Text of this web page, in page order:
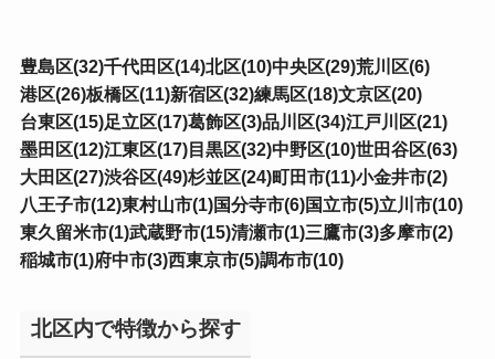
豊島区(32)千代田区(14)北区(10)中央区(29)荒川区(6)
港区(26)板橋区(11)新宿区(32)練馬区(18)文京区(20)
台東区(15)足立区(17)葛飾区(3)品川区(34)江戸川区(21)
墨田区(12)江東区(17)目黒区(32)中野区(10)世田谷区(63)
大田区(27)渋谷区(49)杉並区(24)町田市(11)小金井市(2)
八王子市(12)東村山市(1)国分寺市(6)国立市(5)立川市(10)
東久留米市(1)武蔵野市(15)清瀬市(1)三鷹市(3)多摩市(2)
稲城市(1)府中市(3)西東京市(5)調布市(10)
北区内で特徴から探す